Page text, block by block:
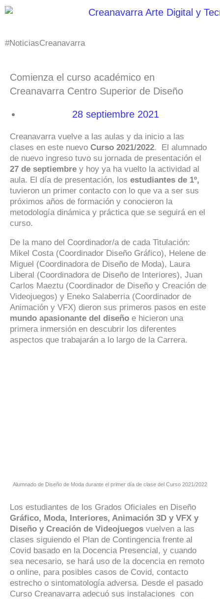
Ir
#NoticiasCreanavarra
Comienza el curso académico en
Creanavarra Centro Superior de Diseño
28 septiembre 2021
Creanavarra vuelve a las aulas y da inicio a las
clases en este nuevo Curso 2021/2022. El alumnado
de nuevo ingreso tuvo su jornada de presentación el
27 de septiembre y hoy ya ha vuelto la actividad al
aula. El día de presentación, los estudiantes de 1º,
tuvieron un primer contacto con lo que va a ser sus
próximos años de formación y conocieron la
metodología dinámica y práctica que se seguirá en el
curso.
De la mano del Coordinador/a de cada Titulación:
Mikel Costa (Coordinador Diseño Gráfico), Helene de
Miguel (Coordinadora de Diseño de Moda), Laura
Liberal (Coordinadora de Diseño de Interiores), Juan
Carlos Maeztu (Coordinador de Diseño y Creación de
Videojuegos) y Eneko Salaberria (Coordinador de
Animación y VFX) dieron sus primeros pasos en este
mundo apasionante del diseño e hicieron una
primera inmersión en descubrir los diferentes
aspectos que trabajarán a lo largo de la Carrera.
Alumnado de Diseño de Moda durante el primer día de clase del Curso 2021/2022
Los estudiantes de los Grados Oficiales en Diseño
Gráfico, Moda, Interiores, Animación 3D y VFX y
Diseño y Creación de Videojuegos vuelven a las
clases siguiendo el Plan de Contingencia frente al
Covid basado en la Docencia Presencial, y cuando
sea necesario, se hará uso de la docencia en remoto
o online, para posibles casos de Covid, contacto
estrecho o sintomatología adversa. Desde el pasado
Curso Creanavarra adecuó sus instalaciones con